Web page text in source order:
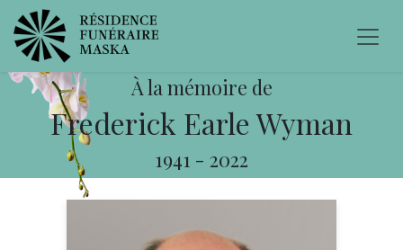
À la mémoire de
Frederick Earle Wyman
1941 - 2022